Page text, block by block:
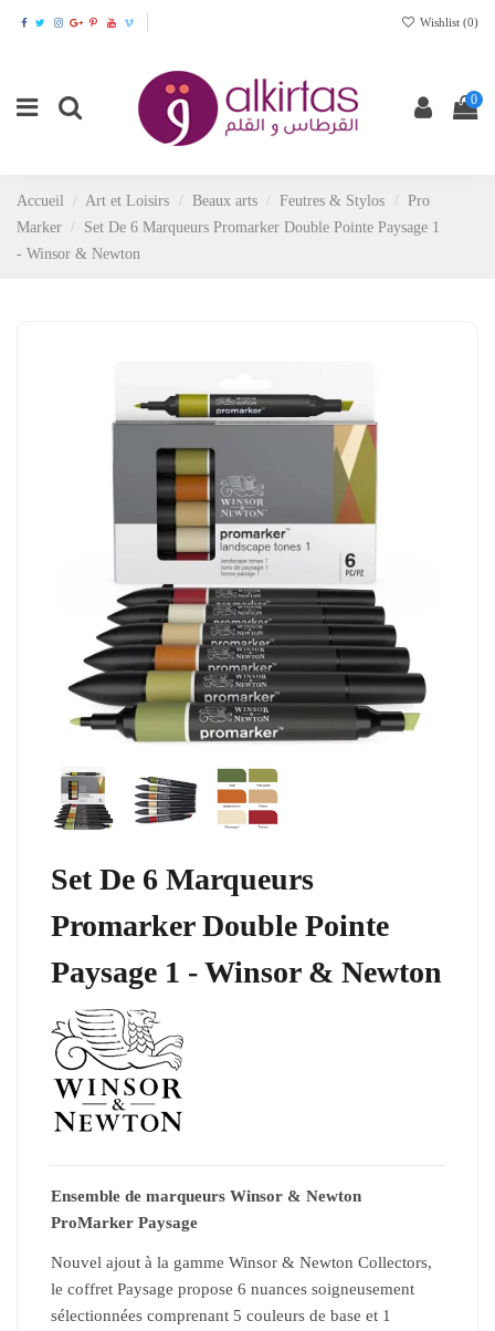
Wishlist (0)
0
Accueil Art et Loisirs Beaux arts Feutres & Stylos
Pro
Marker
Set De 6 Marqueurs Promarker Double Pointe Paysage 1
- Winsor & Newton
Set De 6 Marqueurs
Promarker Double Pointe
Paysage 1 - Winsor & Newton
Ensemble de marqueurs Winsor & Newton
ProMarker Paysage
Nouvel ajout à la gamme Winsor & Newton Collectors,
le coffret Paysage propose 6 nuances soigneusement
sélectionnées comprenant 5 couleurs de base et 1